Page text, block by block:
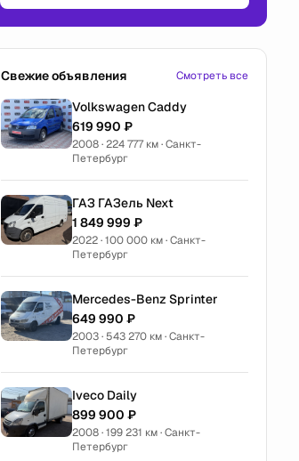
Свежие объявления Смотреть все
Volkswagen Caddy
619 990 ₽
2008 · 224 777 км · Санкт-
Петербург
ГАЗ ГАЗель Next
1 849 999 ₽
2022 · 100 000 км · Санкт-
Петербург
Mercedes-Benz Sprinter
649 990 ₽
2003 · 543 270 км · Санкт-
Петербург
Iveco Daily
899 900 ₽
2008 · 199 231 км · Санкт-
Петербург